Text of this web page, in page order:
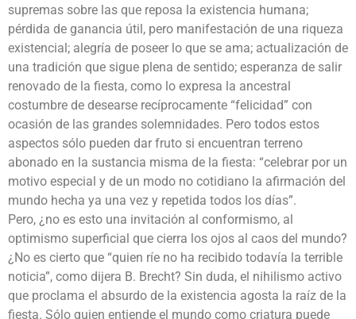
supremas sobre las que reposa la existencia humana;
pérdida de ganancia útil, pero manifestación de una riqueza
existencial; alegría de poseer lo que se ama; actualización de
una tradición que sigue plena de sentido; esperanza de salir
renovado de la fiesta, como lo expresa la ancestral
costumbre de desearse recíprocamente “felicidad” con
ocasión de las grandes solemnidades. Pero todos estos
aspectos sólo pueden dar fruto si encuentran terreno
abonado en la sustancia misma de la fiesta: “celebrar por un
motivo especial y de un modo no cotidiano la afirmación del
mundo hecha ya una vez y repetida todos los días”.
Pero, ¿no es esto una invitación al conformismo, al
optimismo superficial que cierra los ojos al caos del mundo?
¿No es cierto que “quien ríe no ha recibido todavía la terrible
noticia”, como dijera B. Brecht? Sin duda, el nihilismo activo
que proclama el absurdo de la existencia agosta la raíz de la
fiesta. Sólo quien entiende el mundo como criatura puede